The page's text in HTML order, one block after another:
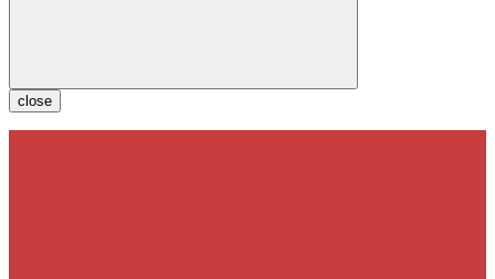
close